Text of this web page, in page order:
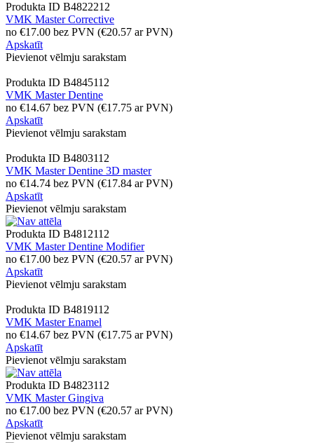
Produkta ID B4822212
VMK Master Corrective
no €17.00 bez PVN (€20.57 ar PVN)
Apskatīt
Pievienot vēlmju sarakstam
Produkta ID B4845112
VMK Master Dentine
no €14.67 bez PVN (€17.75 ar PVN)
Apskatīt
Pievienot vēlmju sarakstam
Produkta ID B4803112
VMK Master Dentine 3D master
no €14.74 bez PVN (€17.84 ar PVN)
Apskatīt
Pievienot vēlmju sarakstam
Produkta ID B4812112
VMK Master Dentine Modifier
no €17.00 bez PVN (€20.57 ar PVN)
Apskatīt
Pievienot vēlmju sarakstam
Produkta ID B4819112
VMK Master Enamel
no €14.67 bez PVN (€17.75 ar PVN)
Apskatīt
Pievienot vēlmju sarakstam
Produkta ID B4823112
VMK Master Gingiva
no €17.00 bez PVN (€20.57 ar PVN)
Apskatīt
Pievienot vēlmju sarakstam